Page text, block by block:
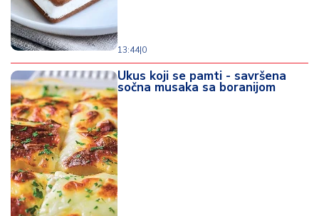
13:44|0
Ukus koji se pamti - savršena
sočna musaka sa boranijom